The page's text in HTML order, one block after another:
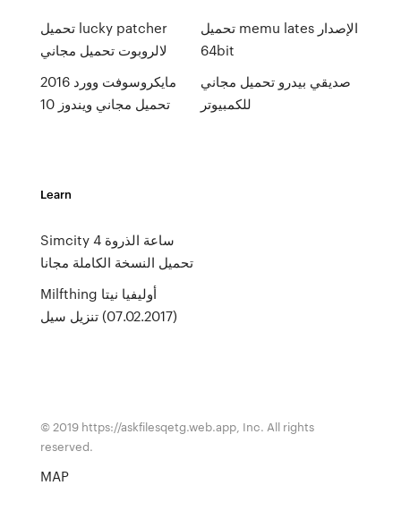
تحميل lucky patcher
لالروبوت تحميل مجاني
مايكروسوفت وورد 2016
تحميل مجاني ويندوز 10
تحميل memu lates الإصدار
64bit
صديقي بيدرو تحميل مجاني
للكمبيوتر
Learn
Simcity 4 ساعة الذروة
تحميل النسخة الكاملة مجانا
Milfthing أوليفيا نيتا
(07.02.2017) تنزيل سيل
© 2019 https://askfilesqetg.web.app, Inc. All rights
reserved.
MAP